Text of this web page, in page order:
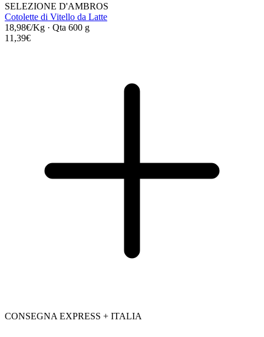
SELEZIONE D'AMBROS
Cotolette di Vitello da Latte
18,98€/Kg · Qta 600 g
11,39€
CONSEGNA EXPRESS + ITALIA